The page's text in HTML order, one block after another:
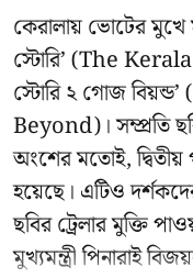
কেরালায় ভোটের মুখে
স্টোরি’ (The
স্টোরি ২ গোজ
Beyond)। সম্প্রতি
অংশের মতোই, দ্বিতীয়
হয়েছে। এটিও
ছবির ট্রেলার মুক্তি
মুখ্যমন্ত্রী পিনারাই